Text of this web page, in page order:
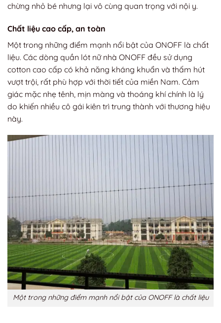
chừng nhỏ bé nhưng lại vô cùng quan trọng với nội y.
Chất liệu cao cấp, an toàn
Một trong những điểm mạnh nổi bật của ONOFF là chất
liệu. Các dòng quần lót nữ nhà ONOFF đều sử dụng
cotton cao cấp có khả năng kháng khuẩn và thấm hút
vượt trội, rất phù hợp với thời tiết của miền Nam. Cảm
giác mặc nhẹ tênh, mịn màng và thoáng khí chính là lý
do khiến nhiều cô gái kiên trì trung thành với thương hiệu
này.
Một trong những điểm mạnh nổi bật của ONOFF là chất liệu